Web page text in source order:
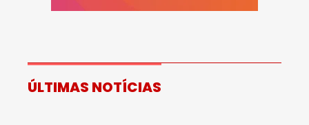
ÚLTIMAS NOTÍCIAS